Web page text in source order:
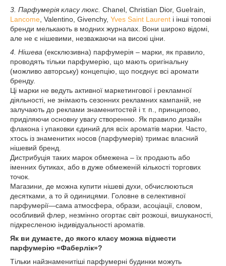
3. Парфумерія класу люкс. Chanel, Christian Dior, Guelrain,
Lancome , Valentino, Givenchy, Yves Saint Laurent і інші топові
бренди мелькають в модних журналах. Вони широко відомі,
але не є нішевими, незважаючи на високі ціни.
4. Нішева (ексклюзивна) парфумерія – марки, як правило,
проводять тільки парфумерію, що мають оригінальну
(можливо авторську) концепцію, що поєднує всі аромати
бренду.
Ці марки не ведуть активної маркетингової і рекламної
діяльності, не знімають сезонних рекламних кампаній, не
залучають до реклами знаменитостей і т. п., принципово,
приділяючи основну увагу створенню. Як правило дизайн
флакона і упаковки єдиний для всіх ароматів марки. Часто,
хтось із знаменитих носов (парфумерів) тримає власний
нішевий бренд.
Дистрибуція таких марок обмежена – їх продають або
іменних бутиках, або в дуже обмеженій кількості торгових
точок.
Магазини, де можна купити нішеві духи, обчислюються
десятками, а то й одиницями. Головне в селективної
парфумерії—сама атмосфера, образи, асоціації, словом,
особливий флер, незмінно огортає світ розкоші, вишуканості,
підкресленою індивідуальності ароматів.
Як ви думаєте, до якого класу можна віднести
парфумерію «Фаберлік»?
Тільки найзнаменитіші парфумерні будинки можуть